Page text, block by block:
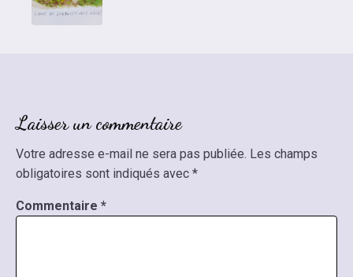
Laisser un commentaire
Votre adresse e-mail ne sera pas publiée. Les champs
obligatoires sont indiqués avec *
Commentaire *